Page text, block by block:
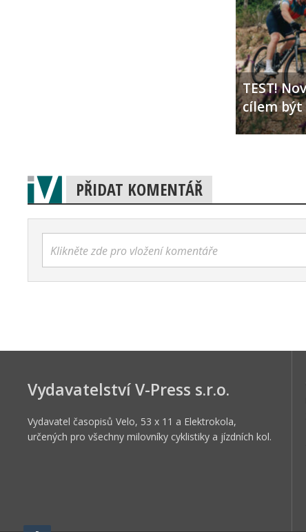
TEST!
cílem být
PŘIDAT KOMENTÁŘ
Klikněte zde pro vložení komentáře
Vydavatelství V-Press s.r.o.
Vydavatel časopisů Velo, 53 x 11 a Elektrokola,
určených pro všechny milovníky cyklistiky a jízdních kol.